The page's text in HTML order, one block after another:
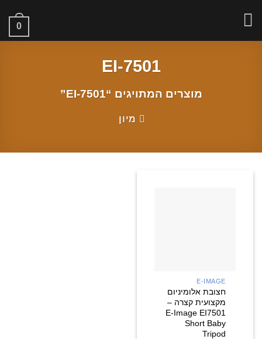
0
EI-7501
מוצרים המתויגים “EI-7501”
מיון
E-IMAGE
חצובת אלומיניום
מקצועית קצרה –
E-Image EI7501
Short Baby
Tripod